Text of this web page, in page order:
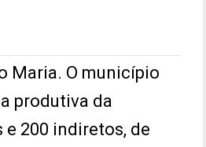
Maria. O município
produtiva da
200 indiretos, de